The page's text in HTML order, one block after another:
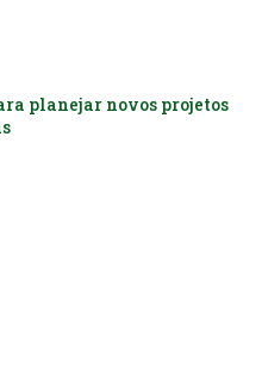
planejar novos projetos